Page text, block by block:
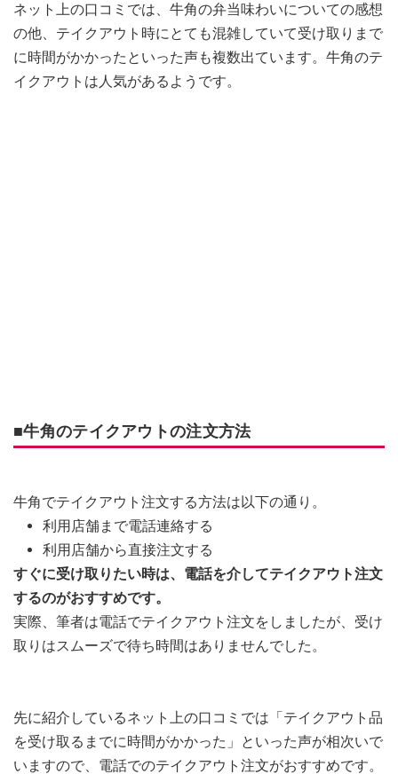
ネット上の口コミでは、牛角の弁当味わいについての感想
の他、テイクアウト時にとても混雑していて受け取りまで
に時間がかかったといった声も複数出ています。牛角のテ
イクアウトは人気があるようです。
■牛角のテイクアウトの注文方法
牛角でテイクアウト注文する方法は以下の通り。
利用店舗まで電話連絡する
利用店舗から直接注文する
すぐに受け取りたい時は、電話を介してテイクアウト注文
するのがおすすめです。
実際、筆者は電話でテイクアウト注文をしましたが、受け
取りはスムーズで待ち時間はありませんでした。
先に紹介しているネット上の口コミでは「テイクアウト品
を受け取るまでに時間がかかった」といった声が相次いで
いますので、電話でのテイクアウト注文がおすすめです。